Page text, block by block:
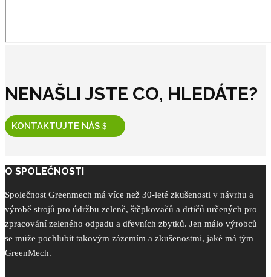
NENAŠLI JSTE CO, HLEDÁTE?
KONTAKTUJTE NÁS
O SPOLEČNOSTI
Společnost Greenmech má více než 30-leté zkušenosti v návrhu a
výrobě strojů pro údržbu zeleně, štěpkovačů a drtičů určených pro
zpracování zeleného odpadu a dřevních zbytků. Jen málo výrobců
se může pochlubit takovým zázemím a zkušenostmi, jaké má tým
GreenMech.